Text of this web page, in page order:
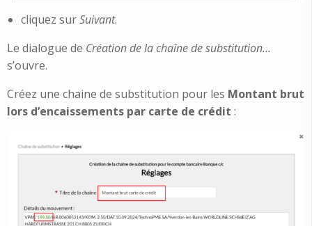
cliquez surSuivant.
Le dialogue de Création de la chaîne de substitution…
s’ouvre.
Créez une chaine de substitution pour les Montant brut
lors d’encaissements par carte de crédit :